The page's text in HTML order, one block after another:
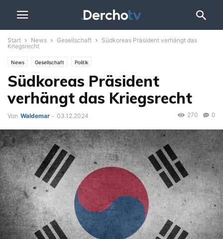
Start News Gesellschaft
Südkoreas Präsident verhängt das
Kriegsrecht
News Gesellschaft Politik
Südkoreas Präsident
verhängt das Kriegsrecht
Von Waldemar - 03.12.2024 0
270